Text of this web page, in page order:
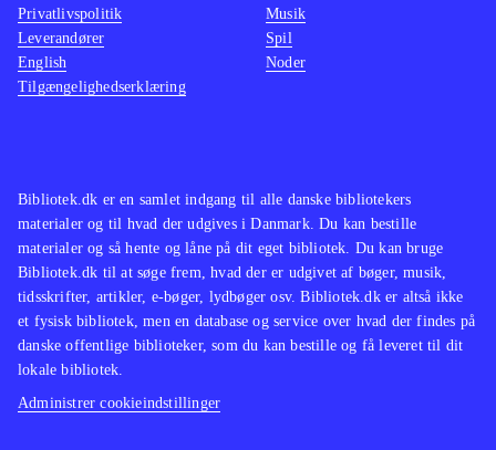
Bibliotek.dk er en samlet indgang til alle danske bibliotekers
materialer og til hvad der udgives i Danmark. Du kan bestille
materialer og så hente og låne på dit eget bibliotek. Du kan bruge
Bibliotek.dk til at søge frem, hvad der er udgivet af bøger, musik,
tidsskrifter, artikler, e-bøger, lydbøger osv. Bibliotek.dk er altså ikke
et fysisk bibliotek, men en database og service over hvad der findes på
danske offentlige biblioteker, som du kan bestille og få leveret til dit
lokale bibliotek.
Administrer cookieindstillinger
Privatlivspolitik
Leverandører
English
Tilgængelighedserklæring
Musik
Spil
Noder